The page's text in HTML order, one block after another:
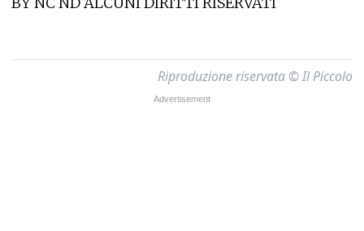
Riproduzione riservata © Il Piccolo